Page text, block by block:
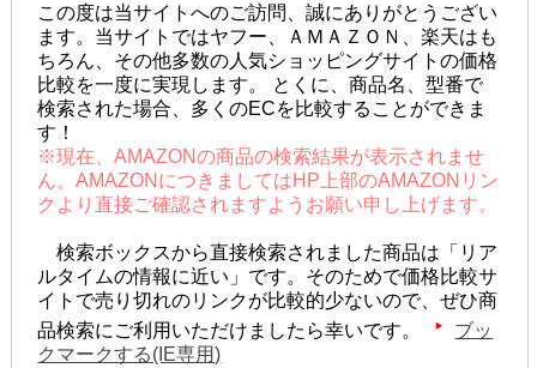
この度は当サイトへのご訪問、誠にありがとうござい
ます。当サイトではヤフー、ＡＭＡＺＯＮ、楽天はも
ちろん、その他多数の人気ショッピングサイトの価格
比較を一度に実現します。 とくに、商品名、型番で
検索された場合、多くのECを比較することができま
す！
※現在、AMAZONの商品の検索結果が表示されませ
ん。AMAZONにつきましてはHP上部のAMAZONリン
クより直接ご確認されますようお願い申し上げます。
検索ボックスから直接検索されました商品は「リア
ルタイムの情報に近い」です。そのためで価格比較サ
イトで売り切れのリンクが比較的少ないので、ぜひ商
品検索にご利用いただけましたら幸いです。
ブッ
クマークする(IE専用)